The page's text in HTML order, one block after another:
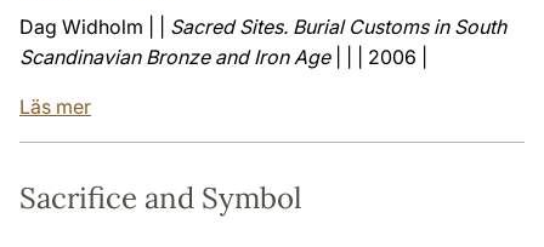
Dag Widholm | | Sacred Sites. Burial Customs in South
Scandinavian Bronze and Iron Age| | | 2006 |
Läs mer
Sacrifice and Symbol